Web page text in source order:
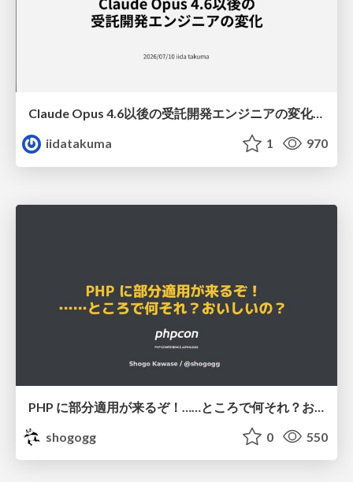
Claude Opus 4.6以後の受託開発エンジニアの変化(Claude Code開発ノウハウ大公開スペシャルbyクラスメソッド)
iidatakuma
1 970
shogogg
0 550